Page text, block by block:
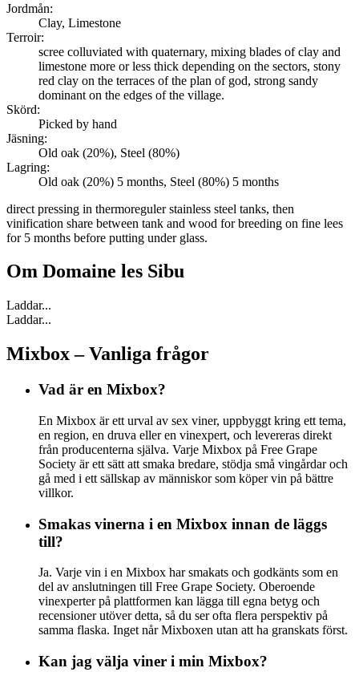
Jordmån:
Clay, Limestone
Terroir:
scree colluviated with quaternary, mixing blades of clay and
limestone more or less thick depending on the sectors, stony
red clay on the terraces of the plan of god, strong sandy
dominant on the edges of the village.
Skörd:
Picked by hand
Jäsning:
Old oak (20%), Steel (80%)
Lagring:
Old oak (20%) 5 months, Steel (80%) 5 months
direct pressing in thermoreguler stainless steel tanks, then
vinification share between tank and wood for breeding on fine lees
for 5 months before putting under glass.
Om Domaine les Sibu
Laddar...
Laddar...
Mixbox – Vanliga frågor
Vad är en Mixbox?
En Mixbox är ett urval av sex viner, uppbyggt kring ett tema,
en region, en druva eller en vinexpert, och levereras direkt
från producenterna själva. Varje Mixbox på Free Grape
Society är ett sätt att smaka bredare, stödja små vingårdar och
gå med i ett sällskap av människor som köper vin på bättre
villkor.
Smakas vinerna i en Mixbox innan de läggs
till?
Ja. Varje vin i en Mixbox har smakats och godkänts som en
del av anslutningen till Free Grape Society. Oberoende
vinexperter på plattformen kan lägga till egna betyg och
recensioner utöver detta, så du ser ofta flera perspektiv på
samma flaska. Inget når Mixboxen utan att ha granskats först.
Kan jag välja viner i min Mixbox?